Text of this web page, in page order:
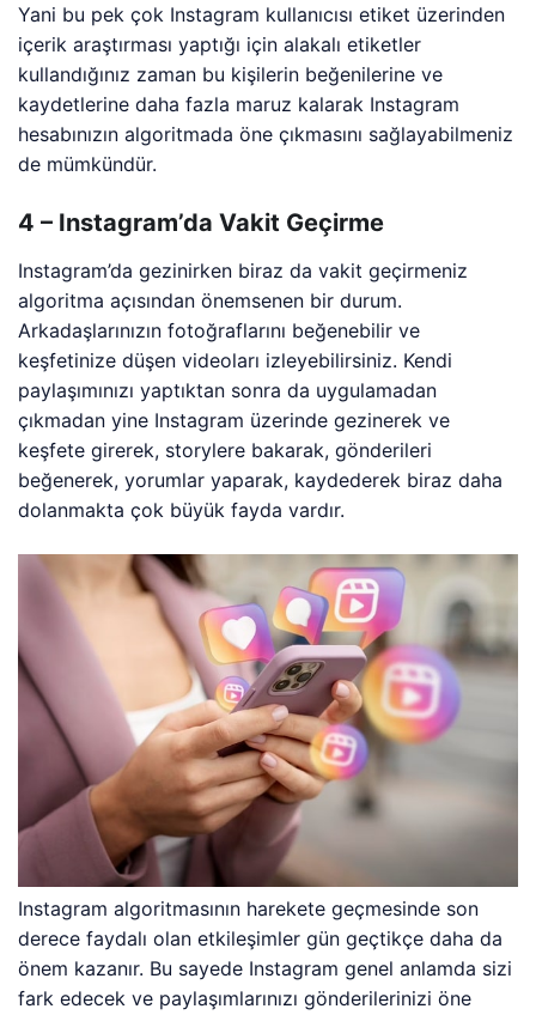
Yani bu pek çok Instagram kullanıcısı etiket üzerinden
içerik araştırması yaptığı için alakalı etiketler
kullandığınız zaman bu kişilerin beğenilerine ve
kaydetlerine daha fazla maruz kalarak Instagram
hesabınızın algoritmada öne çıkmasını sağlayabilmeniz
de mümkündür.
4 – Instagram’da Vakit Geçirme
Instagram’da gezinirken biraz da vakit geçirmeniz
algoritma açısından önemsenen bir durum.
Arkadaşlarınızın fotoğraflarını beğenebilir ve
keşfetinize düşen videoları izleyebilirsiniz. Kendi
paylaşımınızı yaptıktan sonra da uygulamadan
çıkmadan yine Instagram üzerinde gezinerek ve
keşfete girerek, storylere bakarak, gönderileri
beğenerek, yorumlar yaparak, kaydederek biraz daha
dolanmakta çok büyük fayda vardır.
Instagram algoritmasının harekete geçmesinde son
derece faydalı olan etkileşimler gün geçtikçe daha da
önem kazanır. Bu sayede Instagram genel anlamda sizi
fark edecek ve paylaşımlarınızı gönderilerinizi öne